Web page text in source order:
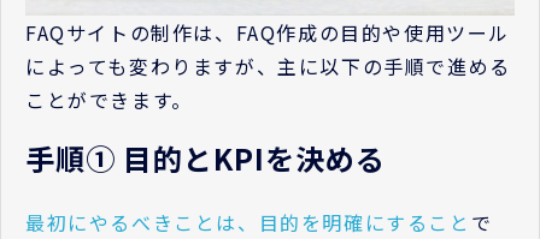
FAQサイトの制作は、FAQ作成の目的や使用ツール
によっても変わりますが、主に以下の手順で進める
ことができます。
手順① 目的とKPIを決める
最初にやるべきことは、目的を明確にすること で